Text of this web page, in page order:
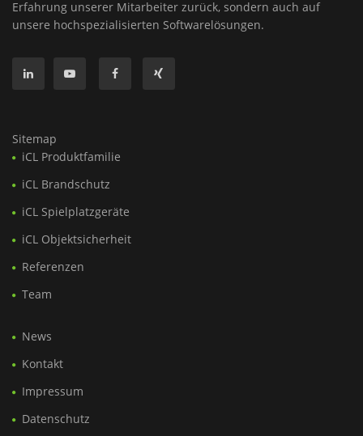
Erfahrung unserer Mitarbeiter zurück, sondern auch auf
unsere hochspezialisierten Softwarelösungen.
Sitemap
iCL Produktfamilie
iCL Brandschutz
iCL Spielplatzgeräte
iCL Objektsicherheit
Referenzen
Team
News
Kontakt
Impressum
Datenschutz